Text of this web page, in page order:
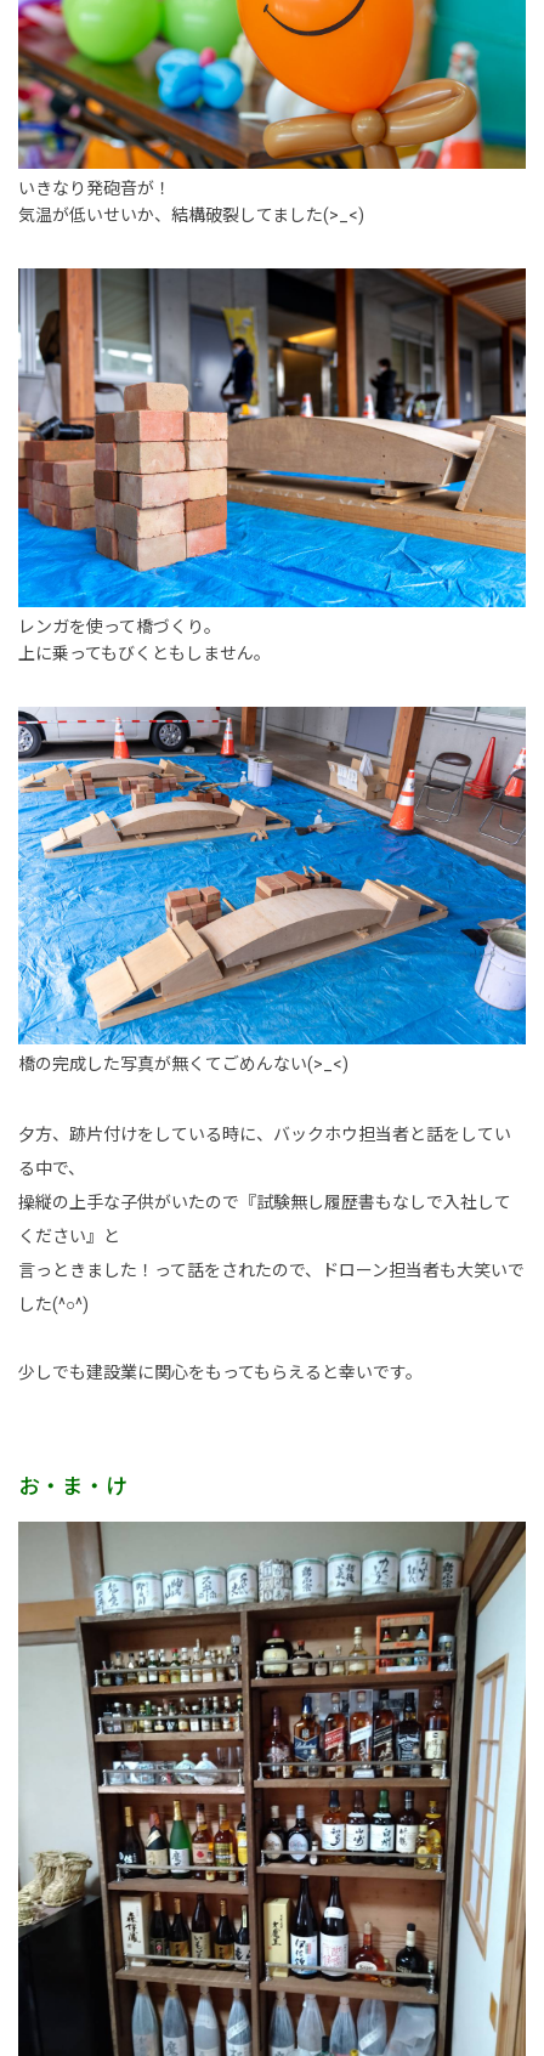
いきなり発砲音が！
気温が低いせいか、結構破裂してました(>_<)
レンガを使って橋づくり。
上に乗ってもびくともしません。
橋の完成した写真が無くてごめんない(>_<)
夕方、跡片付けをしている時に、バックホウ担当者と話をしてい
る中で、
操縦の上手な子供がいたので『試験無し履歴書もなしで入社して
ください』と
言っときました！って話をされたので、ドローン担当者も大笑いで
した(^○^)
少しでも建設業に関心をもってもらえると幸いです。
お・ま・け